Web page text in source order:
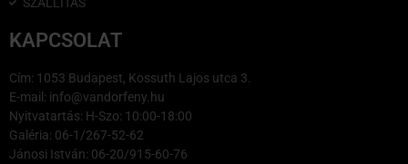
KAPCSOLAT
Cím: 1053 Budapest, Kossuth Lajos utca 3.
E-mail: info@vandorfeny.hu
Nyitvatartás: H-Szo: 10:00-18:00
Galéria: 06-1/267-52-62
Jánosi István: 06-20/915-60-76